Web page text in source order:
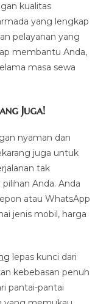
kualitas
yang lengkap
pelayanan yang
membantu Anda,
masa sewa
Juga!
nyaman dan
juga untuk
tak
Anda. Anda
atau WhatsApp
jenis mobil, harga
lepas kunci dari
kebebasan penuh
pantai-pantai